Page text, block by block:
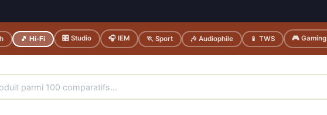
🎵 Hi-Fi 🎛 Studio 🎧 IEM 🏃 Sport 🎶 Audiophile 📱 TWS 🎮 Gaming